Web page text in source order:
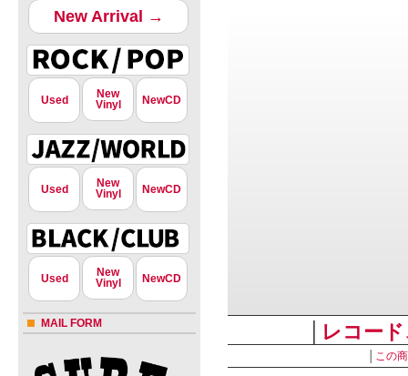
New Arrival →
Used
New
Vinyl
NewCD
Used
New
Vinyl
NewCD
Used
New
Vinyl
NewCD
MAIL FORM レコー
この